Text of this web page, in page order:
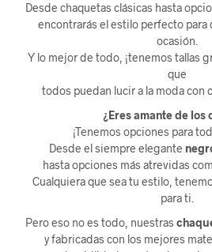
Desde chaquetas clásicas hasta
encontrarás el estilo perfecto para
ocasión.
Y lo mejor de todo, ¡tenemos tallas
que
todos puedan lucir a la moda con
¿Eres amante de los
¡Tenemos opciones para
Desde el siempre elegante
hasta opciones más atrevidas
Cualquiera que sea tu estilo,
para ti.
Pero eso no es todo, nuestras
y fabricadas con los mejores